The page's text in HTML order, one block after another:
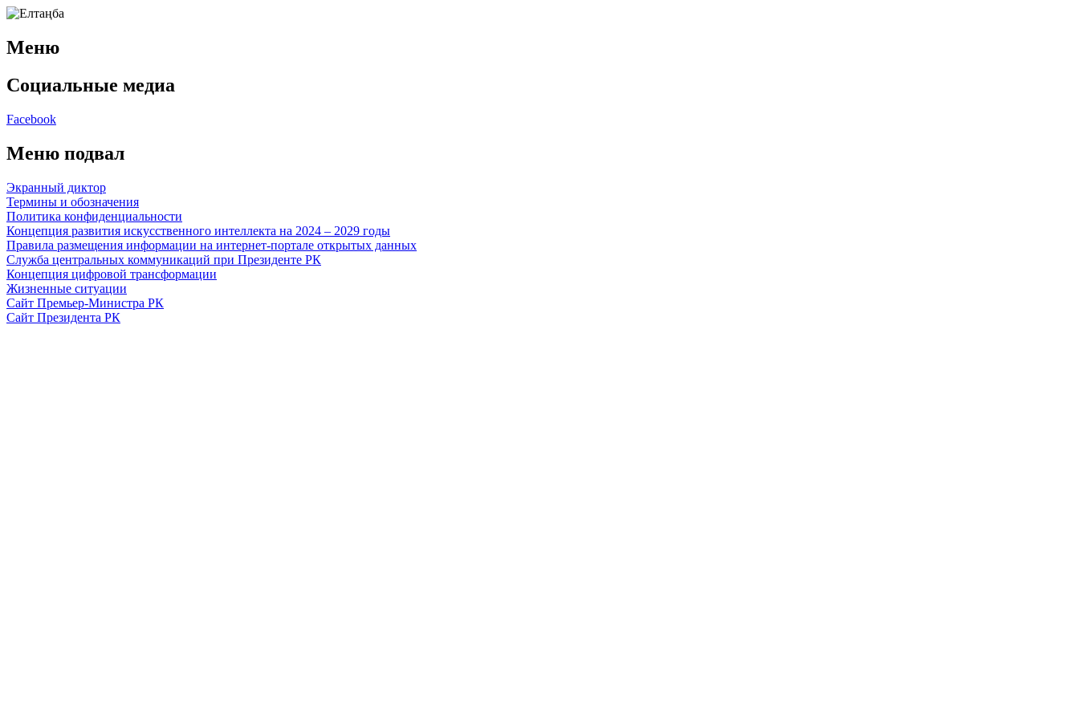
Меню
Социальные медиа
Facebook
Меню подвал
Экранный диктор
Термины и обозначения
Политика конфиденциальности
Концепция развития искусственного интеллекта на 2024 – 2029 годы
Правила размещения информации на интернет-портале открытых данных
Служба центральных коммуникаций при Президенте РК
Концепция цифровой трансформации
Жизненные ситуации
Сайт Премьер-Министра РК
Сайт Президента РК